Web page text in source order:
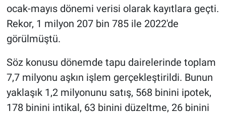
ocak-mayıs dönemi verisi olarak kayıtlara geçti.
Rekor, 1 milyon 207 bin 785 ile 2022'de
görülmüştü.
Söz konusu dönemde tapu dairelerinde toplam
7,7 milyonu aşkın işlem gerçekleştirildi. Bunun
yaklaşık 1,2 milyonunu satış, 568 binini ipotek,
178 binini intikal, 63 binini düzeltme, 26 binini